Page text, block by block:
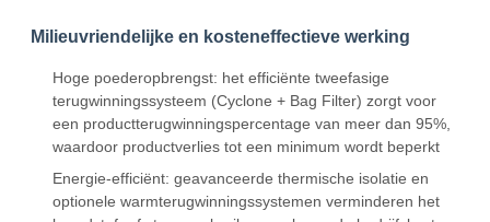
Milieuvriendelijke en kosteneffectieve werking
Hoge poederopbrengst: het efficiënte tweefasige
terugwinningssysteem (Cyclone + Bag Filter) zorgt voor
een productterugwinningspercentage van meer dan 95%,
waardoor productverlies tot een minimum wordt beperkt
Energie-efficiënt: geavanceerde thermische isolatie en
optionele warmterugwinningssystemen verminderen het